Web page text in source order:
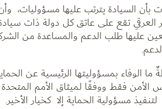
بأن السيادة يترتب عليها
العرقي تقع على عاتق كل دولة ذات
عليها طلب الدعم والمساعدة من
ما الوفاء بمسؤوليتها الرئيسية عن
فقط ووفقًا لميثاق الأمم المتحدة
مسؤولية الحماية إلا كخيار الأخير.